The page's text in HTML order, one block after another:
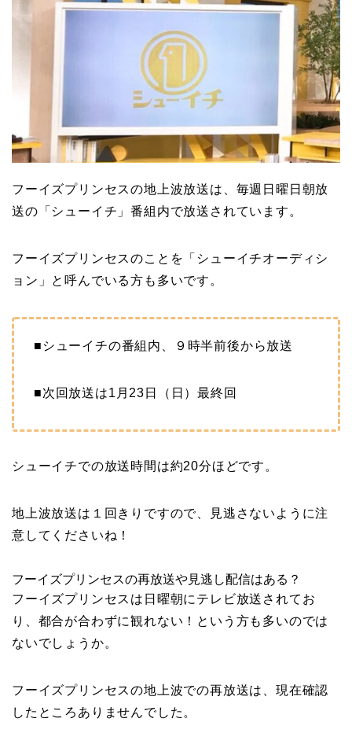
フーイズプリンセスの地上波放送は、毎週日曜日朝放
送の「シューイチ」番組内で放送されています。
フーイズプリンセスのことを「シューイチオーディシ
ョン」と呼んでいる方も多いです。
■シューイチの番組内、９時半前後から放送
■次回放送は1月23日（日）最終回
シューイチでの放送時間は約20分ほどです。
地上波放送は１回きりですので、見逃さないように注
意してくださいね！
フーイズプリンセスの再放送や見逃し配信はある？
フーイズプリンセスは日曜朝にテレビ放送されてお
り、都合が合わずに観れない！という方も多いのでは
ないでしょうか。
フーイズプリンセスの地上波での再放送は、現在確認
したところありませんでした。